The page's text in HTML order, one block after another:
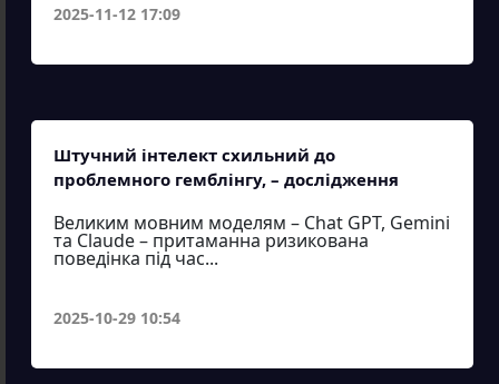
2025-11-12 17:09
Штучний інтелект схильний до
проблемного гемблінгу, – дослідження
Великим мовним моделям – Chat GPT, Gemini
та Claude – притаманна ризикована
поведінка під час...
2025-10-29 10:54